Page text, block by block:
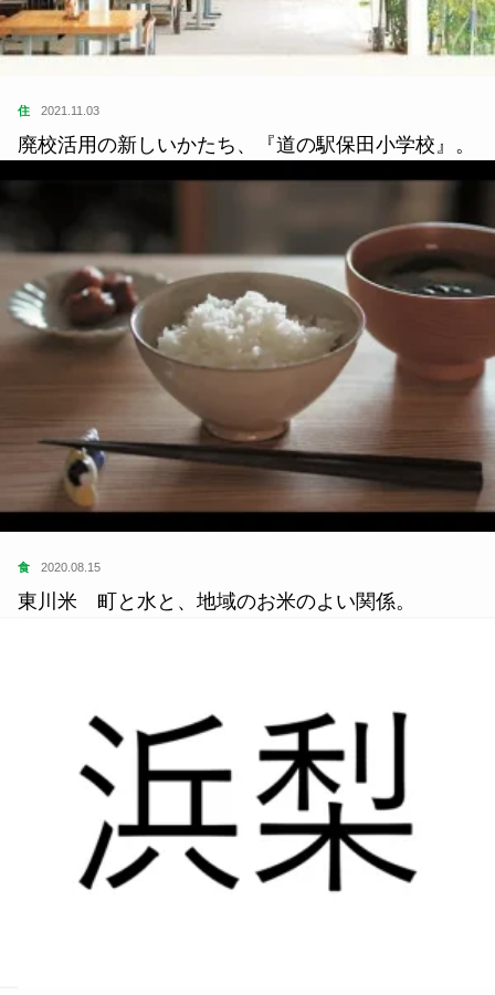
住 2021.11.03
廃校活用の新しいかたち、『道の駅保田小学校』。
食 2020.08.15
東川米 町と水と、地域のお米のよい関係。